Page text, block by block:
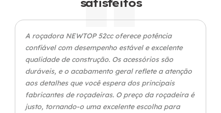
A roçadora NEWTOP 52cc oferece potência
confiável com desempenho estável e excelente
qualidade de construção. Os acessórios são
duráveis, e o acabamento geral reflete a atenção
aos detalhes que você espera dos principais
fabricantes de roçadeiras. O preço da roçadeira é
justo, tornando-o uma excelente escolha para